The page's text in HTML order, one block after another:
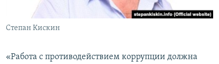
Степан Кискин
«Работа с противодействием коррупции должна